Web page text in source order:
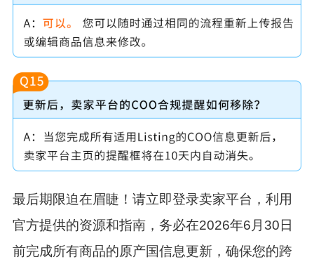
最后期限迫在眉睫！ 请立即登录卖家平台，利用
官方提供的资源和指南，务必在2026年6月30日
前完成所有商品的原产国信息更新，确保您的跨